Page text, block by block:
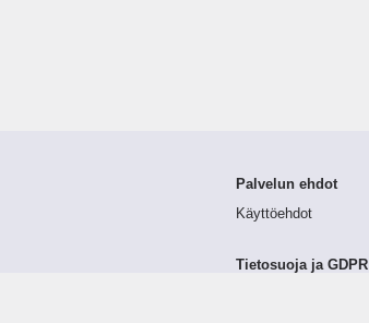
Palvelun ehdot
Käyttöehdot
Tietosuoja ja GDPR